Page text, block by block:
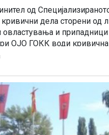
од
дела сторени од
и припадници
ОЈО ГОКК води кривична
службеник од
постоење основано
кривично дело
положба и овластување.